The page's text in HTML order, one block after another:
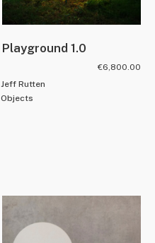
Playground 1.0
Jeff Rutten
Objects
€6,800.00